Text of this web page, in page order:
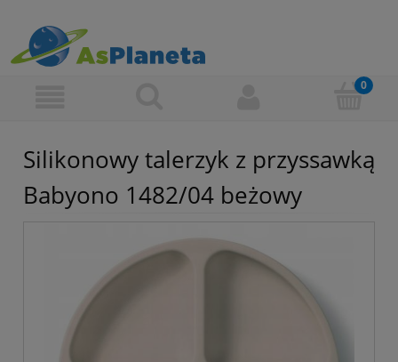
Silikonowy talerzyk z przyssawką
Babyono 1482/04 beżowy